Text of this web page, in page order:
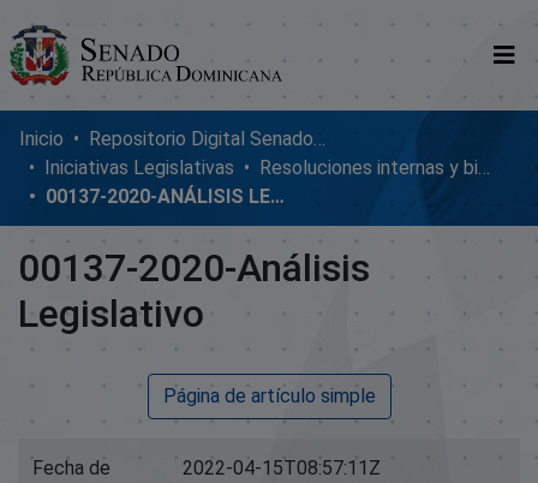
Comunidades
Glosario
Nosotros
Inicio
Repositorio Digital SenadoRD
Iniciativas Legislativas
Resoluciones internas y bicamerales
00137-2020-ANÁLISIS LEGISLATIVO
00137-2020-Análisis
Legislativo
Página de artículo simple
Fecha de
2022-04-15T08:57:11Z